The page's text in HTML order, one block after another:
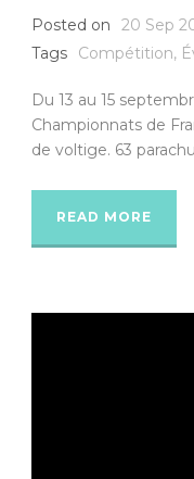
Posted on
20 Sep
Tags
Compétition,
Du 13 au 15
Championnats de
de voltige. 63
READ MORE